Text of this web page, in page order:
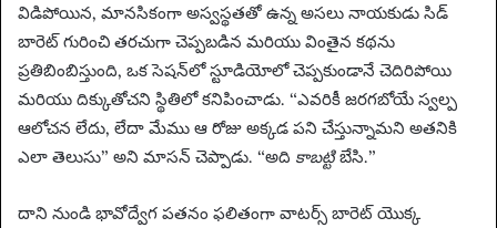
విడిపోయిన, మానసికంగా అస్వస్థతతో ఉన్న అసలు నాయకుడు సిడ్
బారెట్ గురించి తరచుగా చెప్పబడిన మరియు వింతైన కథను
ప్రతిబింబిస్తుంది, ఒక సెషన్‌లో స్టూడియోలో చెప్పకుండానే చెదిరిపోయి
మరియు దిక్కుతోచని స్థితిలో కనిపించాడు. “ఎవరికీ జరగబోయే స్వల్ప
ఆలోచన లేదు, లేదా మేము ఆ రోజు అక్కడ పని చేస్తున్నామని అతనికి
ఎలా తెలుసు” అని మాసన్ చెప్పాడు. “అది కాబట్టిబేసి.”
దాని నుండి భావోద్వేగ పతనం ఫలితంగా వాటర్స్ బారెట్ యొక్క